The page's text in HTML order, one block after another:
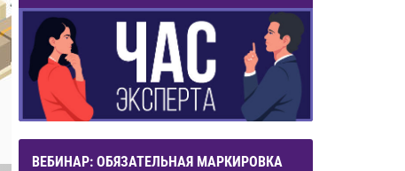
ВЕБИНАР: ОБЯЗАТЕЛЬНАЯ МАРКИРОВКА